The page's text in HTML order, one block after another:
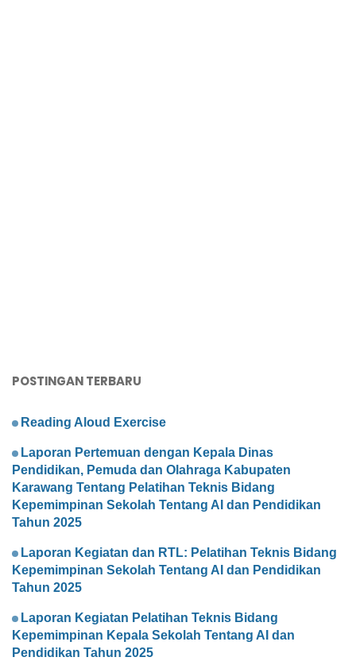
POSTINGAN TERBARU
Reading Aloud Exercise
Laporan Pertemuan dengan Kepala Dinas
Pendidikan, Pemuda dan Olahraga Kabupaten
Karawang Tentang Pelatihan Teknis Bidang
Kepemimpinan Sekolah Tentang AI dan Pendidikan
Tahun 2025
Laporan Kegiatan dan RTL: Pelatihan Teknis Bidang
Kepemimpinan Sekolah Tentang AI dan Pendidikan
Tahun 2025
Laporan Kegiatan Pelatihan Teknis Bidang
Kepemimpinan Kepala Sekolah Tentang AI dan
Pendidikan Tahun 2025